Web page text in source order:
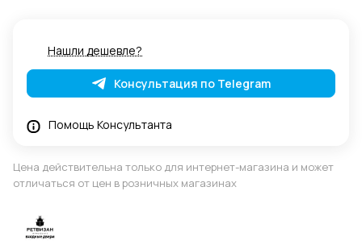
Нашли дешевле?
Консультация по Telegram
Помощь Консультанта
Цена действительна только для интернет-магазина и может
отличаться от цен в розничных магазинах